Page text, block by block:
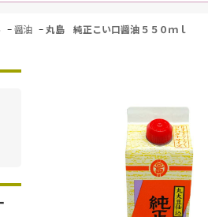
- 醤油 - 丸島 純正こい口醤油 ５５０ｍｌ